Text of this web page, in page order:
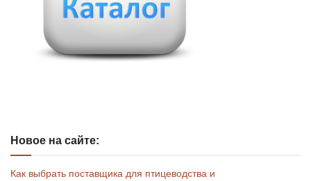
Новое на сайте:
Как выбрать поставщика для птицеводства и